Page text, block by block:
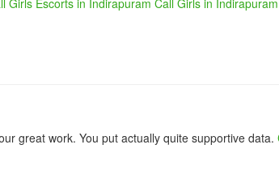
Girls Escorts in Indirapuram Call Girls in Indirapuram
great work. You put actually quite supportive data.